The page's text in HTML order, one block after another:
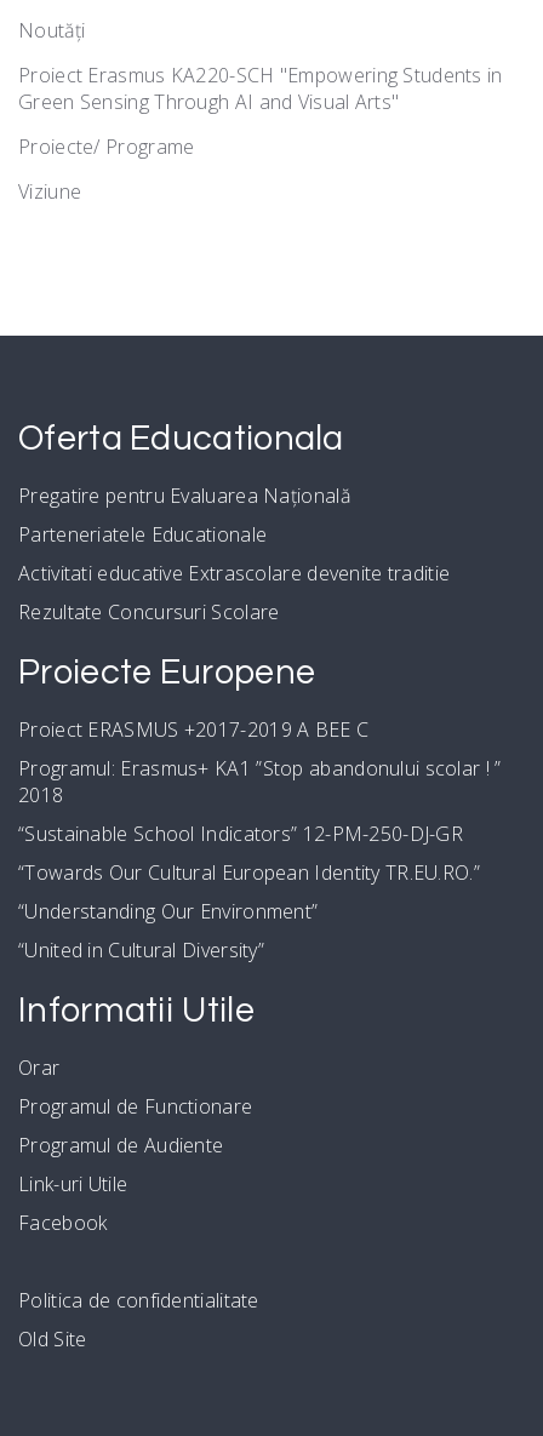
Noutăţi
Proiect Erasmus KA220-SCH "Empowering Students in
Green Sensing Through AI and Visual Arts"
Proiecte/ Programe
Viziune
Oferta Educationala
Pregatire pentru Evaluarea Națională
Parteneriatele Educationale
Activitati educative Extrascolare devenite traditie
Rezultate Concursuri Scolare
Proiecte Europene
Proiect ERASMUS +2017-2019 A BEE C
Programul: Erasmus+ KA1 ”Stop abandonului scolar ! ”
2018
“Sustainable School Indicators” 12-PM-250-DJ-GR
“Towards Our Cultural European Identity TR.EU.RO.”
“Understanding Our Environment”
“United in Cultural Diversity”
Informatii Utile
Orar
Programul de Functionare
Programul de Audiente
Link-uri Utile
Facebook
Politica de confidentialitate
Old Site